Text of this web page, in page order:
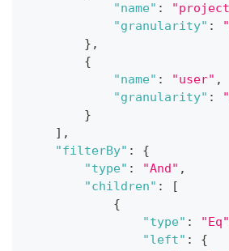
"name" :
"granularity" :
} ,
{
"name" : "user" ,
"granularity" :
}
] ,
"filterBy" :
{
"type" : "And" ,
"children" :
[
{
"type" : "Eq"
"left" :
{